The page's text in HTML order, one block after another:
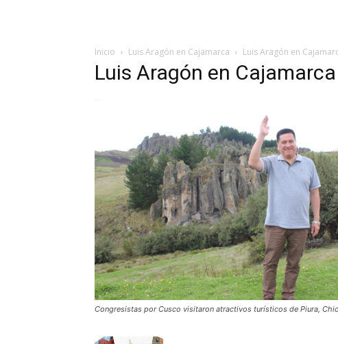
Inicio Luis Aragón en Cajamarca Luis Aragón en
Luis Aragón en Cajamarca
Congresistas por Cusco visitaron atractivos turísticos de Piura,